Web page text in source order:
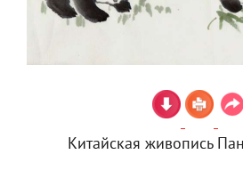
Китайская живопись